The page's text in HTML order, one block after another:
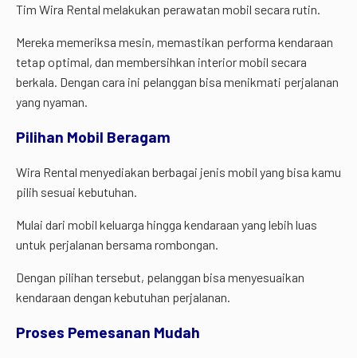
Tim Wira Rental melakukan perawatan mobil secara rutin.
Mereka memeriksa mesin, memastikan performa kendaraan
tetap optimal, dan membersihkan interior mobil secara
berkala. Dengan cara ini pelanggan bisa menikmati perjalanan
yang nyaman.
Pilihan Mobil Beragam
Wira Rental menyediakan berbagai jenis mobil yang bisa kamu
pilih sesuai kebutuhan.
Mulai dari mobil keluarga hingga kendaraan yang lebih luas
untuk perjalanan bersama rombongan.
Dengan pilihan tersebut, pelanggan bisa menyesuaikan
kendaraan dengan kebutuhan perjalanan.
Proses Pemesanan Mudah